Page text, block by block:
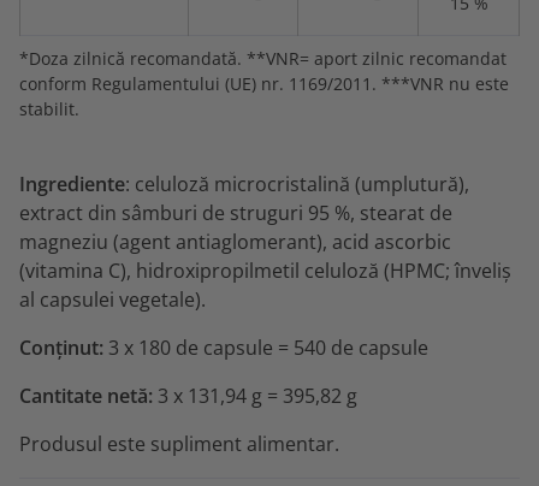
*Doza zilnică recomandată. **VNR= aport zilnic recomandat
conform Regulamentului (UE) nr. 1169/2011. ***VNR nu este
stabilit.
Ingrediente: celuloză microcristalină (umplutură),
extract din sâmburi de struguri 95 %, stearat de
magneziu (agent antiaglomerant), acid ascorbic
(vitamina C), hidroxipropilmetil celuloză (HPMC; înveliș
al capsulei vegetale).
Conținut: 3 x 180 de capsule = 540 de capsule
Cantitate netă: 3 x 131,94 g = 395,82 g
Produsul este supliment alimentar.